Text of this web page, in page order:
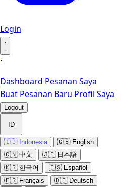
Login
·
·
Dashboard Pesanan Saya
Buat Pesanan Baru Profil Saya
Logout
ID
🇮🇩 Indonesia
🇬🇧 English
🇨🇳 中文
🇯🇵 日本語
🇰🇷 한국어
🇪🇸 Español
🇫🇷 Français
🇩🇪 Deutsch